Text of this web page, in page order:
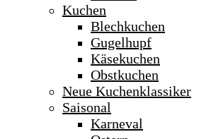
Kuchen
Blechkuchen
Gugelhupf
Käsekuchen
Obstkuchen
Neue Kuchenklassiker
Saisonal
Karneval